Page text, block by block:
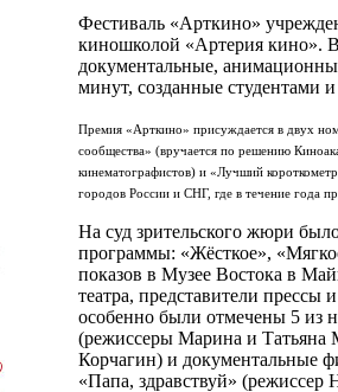
Фестиваль «Арткино»
киношколой «Артерия кино».
документальные,
минут, созданные студентами
Премия «Арткино» присуждается в двух
сообщества» (вручается по решению
кинематографистов) и «Лучший
городов России и СНГ, где в течение года
На суд зрительского жюри
программы: «Жёсткое»,
показов в Музее Востока в
театра, представители
особенно были отмечены 5 из
(режиссеры Марина и Татьяна
Корчагин) и документальные
«Папа, здравствуй» (режиссер